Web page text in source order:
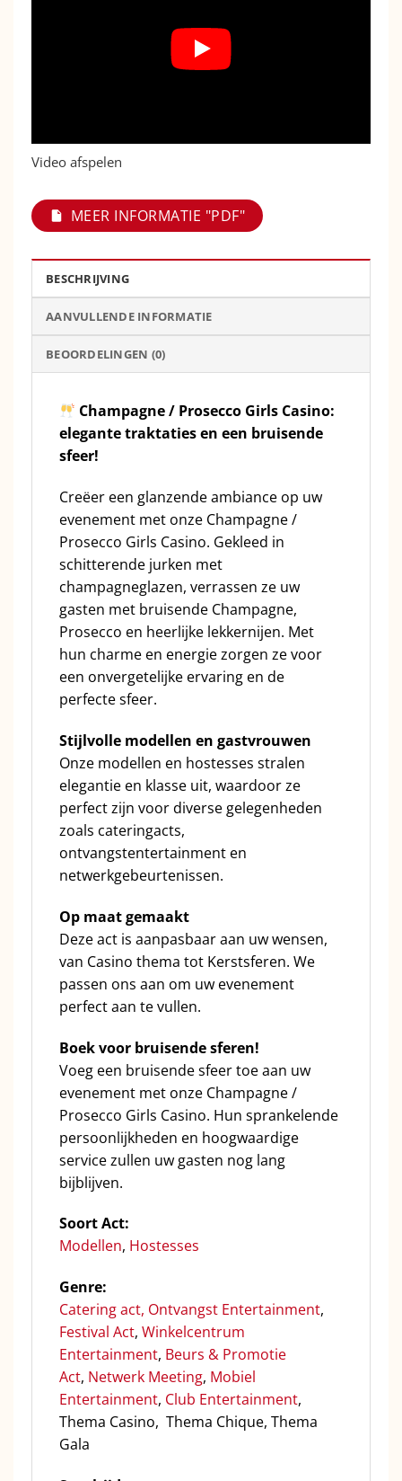
Video afspelen
MEER INFORMATIE "PDF"
BESCHRIJVING
AANVULLENDE INFORMATIE
BEOORDELINGEN (0)
Champagne / Prosecco Girls Casino:
elegante traktaties en een bruisende
sfeer!
Creëer een glanzende ambiance op uw
evenement met onze Champagne /
Prosecco Girls Casino. Gekleed in
schitterende jurken met
champagneglazen, verrassen ze uw
gasten met bruisende Champagne,
Prosecco en heerlijke lekkernijen. Met
hun charme en energie zorgen ze voor
een onvergetelijke ervaring en de
perfecte sfeer.
Stijlvolle modellen en gastvrouwen
Onze modellen en hostesses stralen
elegantie en klasse uit, waardoor ze
perfect zijn voor diverse gelegenheden
zoals cateringacts,
ontvangstentertainment en
netwerkgebeurtenissen.
Op maat gemaakt
Deze act is aanpasbaar aan uw wensen,
van Casino thema tot Kerstsferen. We
passen ons aan om uw evenement
perfect aan te vullen.
Boek voor bruisende sferen!
Voeg een bruisende sfeer toe aan uw
evenement met onze Champagne /
Prosecco Girls Casino. Hun sprankelende
persoonlijkheden en hoogwaardige
service zullen uw gasten nog lang
bijblijven.
Soort Act:
Modellen, Hostesses
Genre:
Catering act, Ontvangst Entertainment,
Festival Act, Winkelcentrum
Entertainment, Beurs & Promotie
Act, Netwerk Meeting, Mobiel
Entertainment, Club Entertainment,
Thema Casino, Thema Chique, Thema
Gala